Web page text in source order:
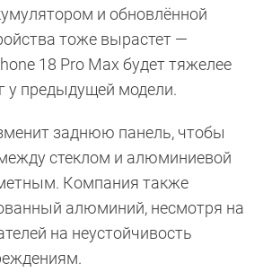
и обновлённой
тоже вырастет —
18 Pro Max будет тяжелее
у предыдущей модели.
заднюю панель, чтобы
стеклом и алюминиевой
Компания также
алюминий, несмотря на
на неустойчивость